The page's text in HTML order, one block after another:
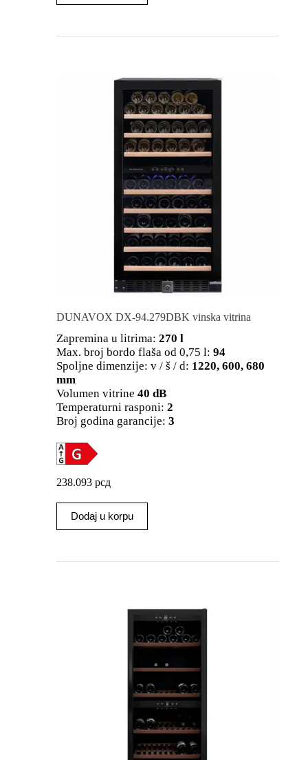
DUNAVOX DX-94.279DBK vinska vitrina
Zapremina u litrima: 270 l
Max. broj bordo flaša od 0,75 l: 94
Spoljne dimenzije: v / š / d: 1220, 600, 680
mm
Volumen vitrine 40 dB
Temperaturni rasponi: 2
Broj godina garancije: 3
238.093 рсд
Dodaj u korpu